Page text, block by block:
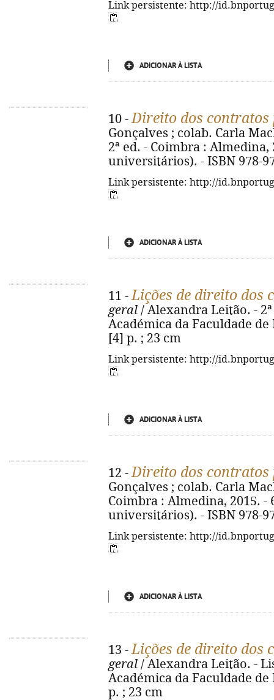
Link persistente: http://
ADICIONAR À LISTA
10 -Direito dos contratos
Gonçalves ; colab. Carla
2ª ed. - Coimbra :
universitários). - ISBN 978-
Link persistente: http://
ADICIONAR À LISTA
11 -Lições de direito dos
geral / Alexandra Leitão. -
Académica da Faculdade
[4] p. ; 23 cm
Link persistente: http://
ADICIONAR À LISTA
12 -Direito dos contratos
Gonçalves ; colab. Carla
Coimbra : Almedina, 2015. -
universitários). - ISBN 978-
Link persistente: http://
ADICIONAR À LISTA
13 -Lições de direito dos
geral / Alexandra Leitão. -
Académica da Faculdade
p. ; 23 cm